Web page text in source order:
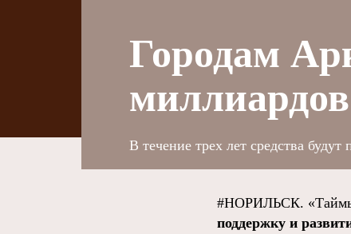
Городам
В течение трех лет средства
#НОРИЛЬСК.
поддержку и